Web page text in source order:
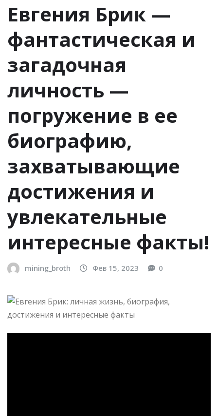
Евгения Брик —
фантастическая и
загадочная
личность —
погружение в ее
биографию,
захватывающие
достижения и
увлекательные
интересные факты!
mining_broth Фев 15, 2023 0